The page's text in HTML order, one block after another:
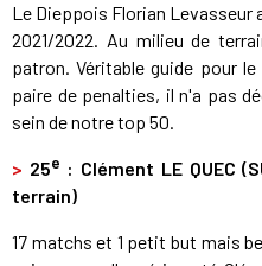
Le Dieppois Florian Levasseur
2021/2022. Au milieu de
patron. Véritable guide pour
paire de penalties, il n'a pas
sein de notre top 50.
> 25e : Clément LE QUEC
terrain)
17 matchs et 1 petit but mais